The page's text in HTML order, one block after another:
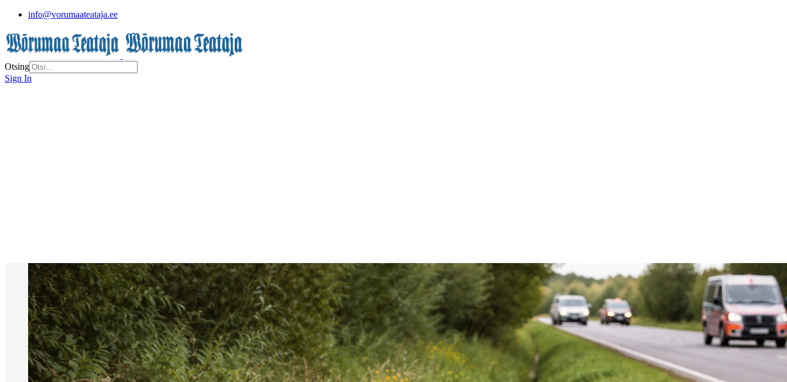
info@vorumaateataja.ee
Otsing
Sign In